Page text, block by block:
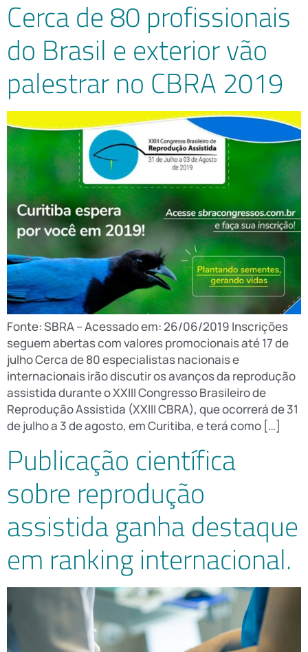
Cerca de 80 profissionais
do Brasil e exterior vão
palestrar no CBRA 2019
Fonte: SBRA – Acessado em: 26/06/2019 Inscrições
seguem abertas com valores promocionais até 17 de
julho Cerca de 80 especialistas nacionais e
internacionais irão discutir os avanços da reprodução
assistida durante o XXIII Congresso Brasileiro de
Reprodução Assistida (XXIII CBRA), que ocorrerá de 31
de julho a 3 de agosto, em Curitiba, e terá como […]
Publicação científica
sobre reprodução
assistida ganha destaque
em ranking internacional.